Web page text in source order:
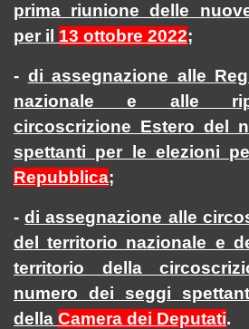
prima riunione delle
per il 13 ottobre 2022;
- di assegnazione alle
nazionale e alle
circoscrizione Estero del
spettanti per le elezioni
Repubblica;
-di assegnazione alle
del territorio nazionale e
territorio della
numero dei seggi
della Camera dei Deputati.